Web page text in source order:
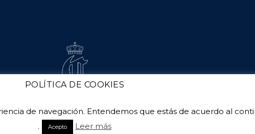
POLÍTICA DE COOKIES
de navegación. Entendemos que estás de acuerdo al
.
Acepto Leer más